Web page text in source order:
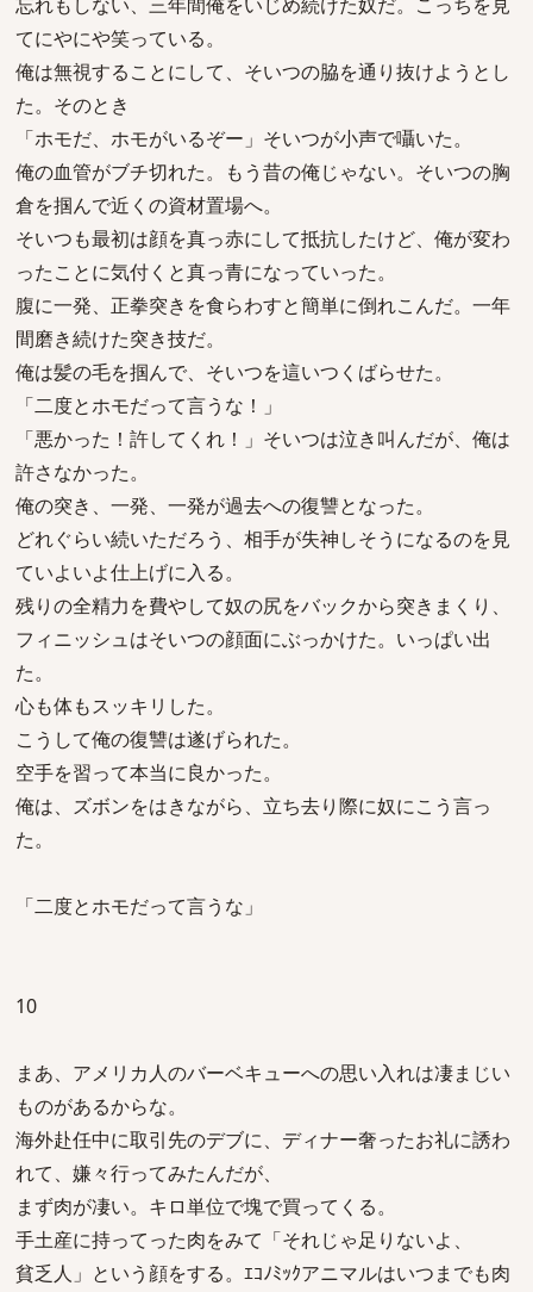
てにやにや笑っている。
俺は無視することにして、そいつの脇を通り抜けようとし
た。そのとき
「ホモだ、ホモがいるぞー」そいつが小声で囁いた。
俺の血管がブチ切れた。もう昔の俺じゃない。そいつの胸
倉を掴んで近くの資材置場へ。
そいつも最初は顔を真っ赤にして抵抗したけど、俺が変わ
ったことに気付くと真っ青になっていった。
腹に一発、正拳突きを食らわすと簡単に倒れこんだ。一年
間磨き続けた突き技だ。
俺は髪の毛を掴んで、そいつを這いつくばらせた。
「二度とホモだって言うな！」
「悪かった！許してくれ！」そいつは泣き叫んだが、俺は
許さなかった。
俺の突き、一発、一発が過去への復讐となった。
どれぐらい続いただろう、相手が失神しそうになるのを見
ていよいよ仕上げに入る。
残りの全精力を費やして奴の尻をバックから突きまくり、
フィニッシュはそいつの顔面にぶっかけた。いっぱい出
た。
心も体もスッキリした。
こうして俺の復讐は遂げられた。
空手を習って本当に良かった。
俺は、ズボンをはきながら、立ち去り際に奴にこう言っ
た。
「二度とホモだって言うな」
10
まあ、アメリカ人のバーベキューへの思い入れは凄まじい
ものがあるからな。
海外赴任中に取引先のデブに、ディナー奢ったお礼に誘わ
れて、嫌々行ってみたんだが、
まず肉が凄い。キロ単位で塊で買ってくる。
手土産に持ってった肉をみて「それじゃ足りないよ、
貧乏人」という顔をする。ｴｺﾉﾐｯｸアニマルはいつまでも肉